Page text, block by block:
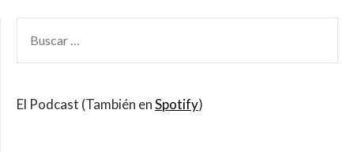
POR:
El Podcast (También enSpotify)